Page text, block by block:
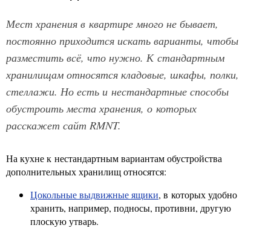
Мест хранения в квартире много не бывает,
постоянно приходится искать варианты, чтобы
разместить всё, что нужно. К стандартным
хранилищам относятся кладовые, шкафы, полки,
стеллажи. Но есть и нестандартные способы
обустроить места хранения, о которых
расскажет сайт RMNT.
На кухне к нестандартным вариантам обустройства
дополнительных хранилищ относятся:
Цокольные выдвижные ящики, в которых удобно
хранить, например, подносы, противни, другую
плоскую утварь.